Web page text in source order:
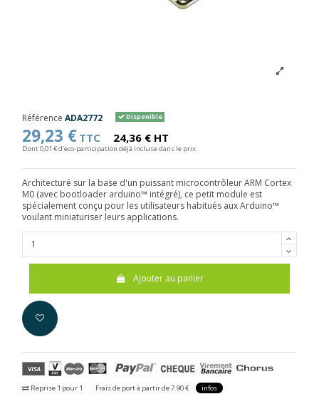
Référence ADA2772 Disponible
29,23 € TTC 24,36 € HT
Dont 0,01 € d'eco-participation déjà incluse dans le prix
Architecturé sur la base d'un puissant microcontrôleur ARM Cortex
M0 (avec bootloader arduino™ intégré), ce petit module est
spécialement conçu pour les utilisateurs habitués aux Arduino™
voulant miniaturiser leurs applications.
Ajouter au panier
Reprise 1 pour 1 Frais de port à partir de 7.90 € infos